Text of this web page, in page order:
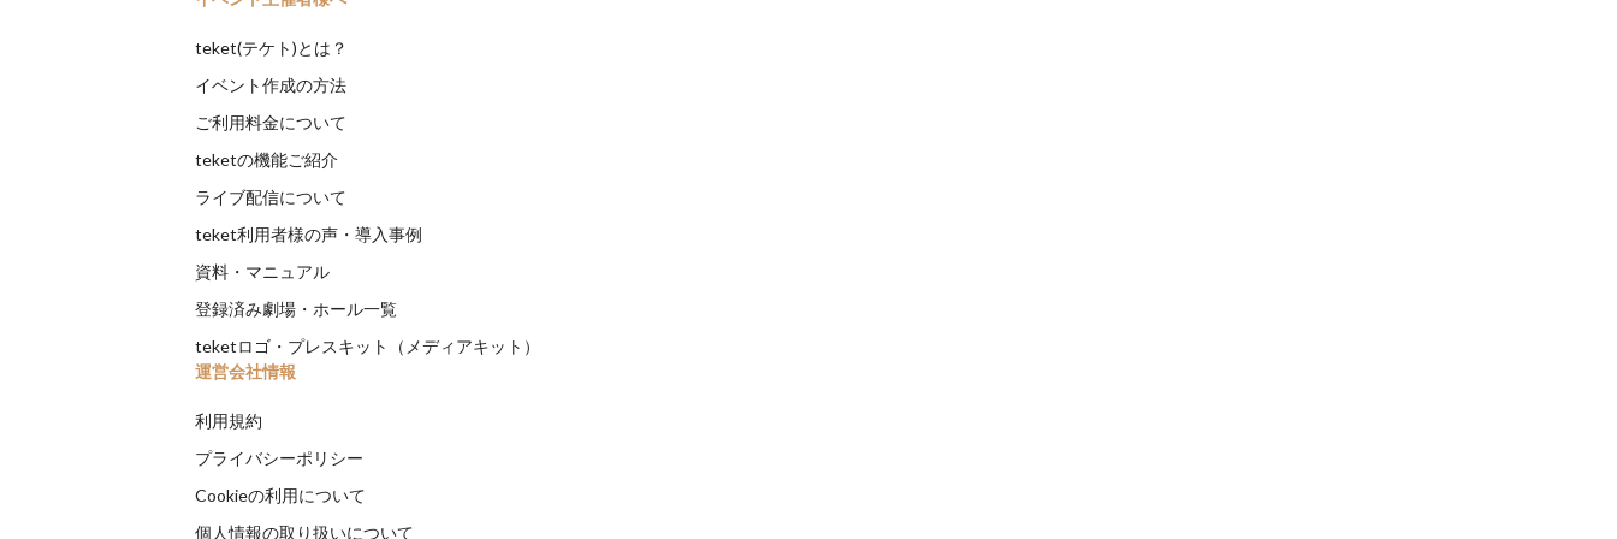
teket(テケト)とは？
イベント作成の方法
ご利用料金について
teketの機能ご紹介
ライブ配信について
teket利用者様の声・導入事例
資料・マニュアル
登録済み劇場・ホール一覧
teketロゴ・プレスキット（メディアキット）
運営会社情報
利用規約
プライバシーポリシー
Cookieの利用について
個人情報の取り扱いについて